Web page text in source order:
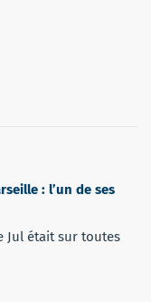
: l’un de ses
Jul était sur toutes